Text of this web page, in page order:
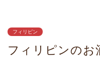
フィリピン
フィリピンのお